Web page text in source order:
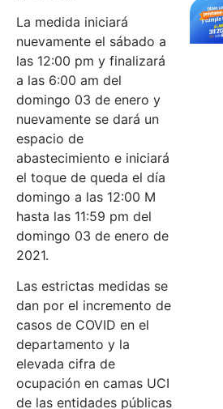
La medida iniciará
nuevamente el sábado a
las 12:00 pm y finalizará
a las 6:00 am del
domingo 03 de enero y
nuevamente se dará un
espacio de
abastecimiento e iniciará
el toque de queda el día
domingo a las 12:00 M
hasta las 11:59 pm del
domingo 03 de enero de
2021.
Las estrictas medidas se
dan por el incremento de
casos de COVID en el
departamento y la
elevada cifra de
ocupación en camas UCI
de las entidades públicas